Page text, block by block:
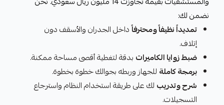
نضمن لك:
تمديداً نظيفاً ومحترفاًداخل الجدران والأسقف دون
إتلاف.
ضبط زوايا الكاميرات بدقة لتغطية أقصى مساحة ممكنة.
برمجة كاملة للجهاز وربطه بجوالك خطوة بخطوة.
شرح وتدريب لك على طريقة استخدام النظام واسترجاع
التسجيلات.